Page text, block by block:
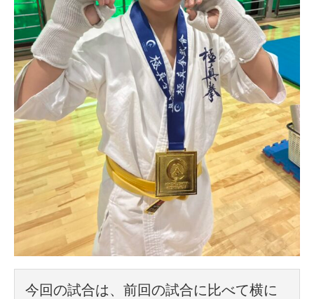
今回の試合は、前回の試合に比べて横に